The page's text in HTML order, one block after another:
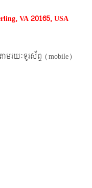
VA 20165, USA
តាមរយៈទូរស័ព្ទ​ (mobile)​